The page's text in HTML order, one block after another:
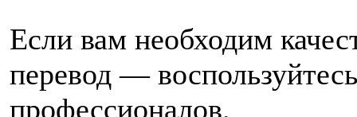
Если вам необходим
перевод —
профессионалов.